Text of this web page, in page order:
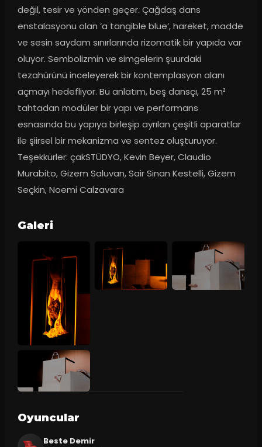
değil, tesir ve yönden geçer. Çağdaş dans
enstalasyonu olan ‘a tangible blue’, hareket, madde
ve sesin saydam sınırlarında rizomatik bir yapıda var
oluyor. Sembolizmin ve simgelerin şuurdaki
tezahürünü inceleyerek bir kontemplasyon alanı
açmayı hedefliyor. Bu anlatım, beş dansçı, 25 m²
tahtadan modüler bir yapı ve performans
esnasında bu yapıya birleşip ayrılan çeşitli aparatlar
ile şiirsel bir mekanizma ve sentez oluşturuyor.
Teşekkürler: çakSTÜDYO, Kevin Beyer, Claudio
Murabito, Gizem Saluvan, Sair Sinan Kestelli, Gizem
Seçkin, Noemi Calzavara
Galeri
Oyuncular
Beste Demir